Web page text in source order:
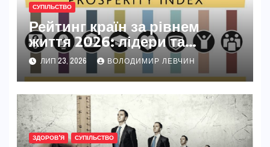
СУПІЛЬСТВО
Рейтинг країн за рівнем
життя 2026: лідери та
секрети їхнього успіху
ЛИП 23, 2026 ВОЛОДИМИР ЛЕВЧИН
ЗДОРОВ'Я СУПІЛЬСТВО